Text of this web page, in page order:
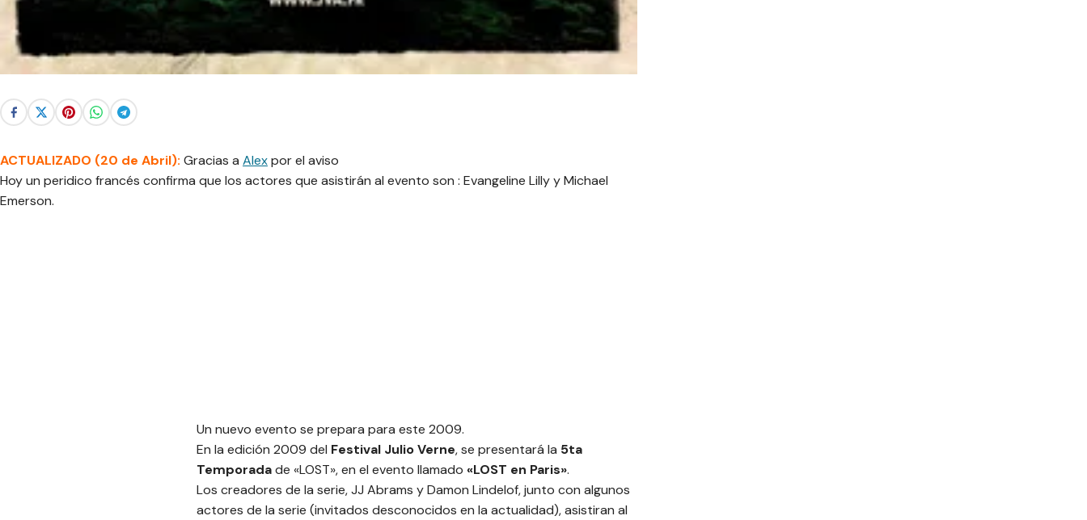
ACTUALIZADO (20 de Abril): Gracias a Alexpor el aviso
Hoy un peridico francés confirma que los actores que asistirán al evento son : Evangeline Lilly y Michael
Emerson.
Un nuevo evento se prepara para este 2009.
En la edición 2009 del Festival Julio Verne, se presentará la 5ta
Temporadade «LOST», en el evento llamado «LOST en Paris».
Los creadores de la serie, JJ Abrams y Damon Lindelof, junto con algunos
actores de la serie (invitados desconocidos en la actualidad), asistiran al